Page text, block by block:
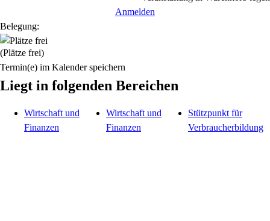
Anmelden
Belegung:
(Plätze frei)
Termin(e) im Kalender speichern
Liegt in folgenden Bereichen
Wirtschaft und
Finanzen
Wirtschaft und
Finanzen
Stützpunkt für
Verbraucherbildung